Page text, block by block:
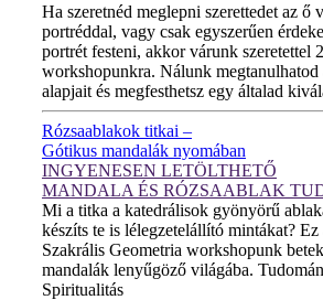
Ha szeretnéd meglepni szerettedet az ő
portréddal, vagy csak egyszerűen
portrét festeni, akkor várunk szeretettel
workshopunkra. Nálunk megtanulhatod
alapjait és megfesthetsz egy általad
Rózsaablakok titkai –
Gótikus mandalák nyomában
INGYENESEN LETÖLTHETŐ
MANDALA ÉS RÓZSAABLAK
Mi a titka a katedrálisok gyönyörű
készíts te is lélegzetelállító mintákat? Ez
Szakrális Geometria workshopunk
mandalák lenyűgöző világába.
Spiritualitás